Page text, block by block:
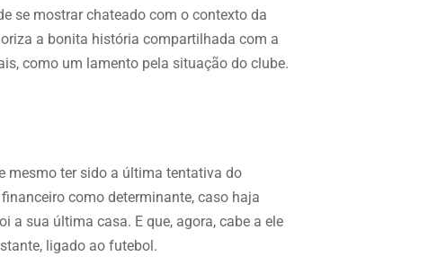
se mostrar chateado com o contexto da
a bonita história compartilhada com a
como um lamento pela situação do clube.
mesmo ter sido a última tentativa do
como determinante, caso haja
a sua última casa. E que, agora, cabe a ele
ligado ao futebol.